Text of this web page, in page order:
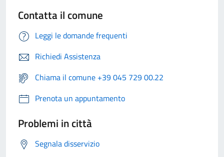
Contatta il comune
Leggi le domande frequenti
Richiedi Assistenza
Chiama il comune +39 045 729 00.22
Prenota un appuntamento
Problemi in città
Segnala disservizio